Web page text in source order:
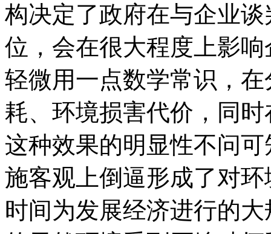
构决定了政府在与企业
位，会在很大程度上影
轻微用一点数学常识，
耗、环境损害代价，同
这种效果的明显性不问
施客观上倒逼形成了对
时间为发展经济进行的